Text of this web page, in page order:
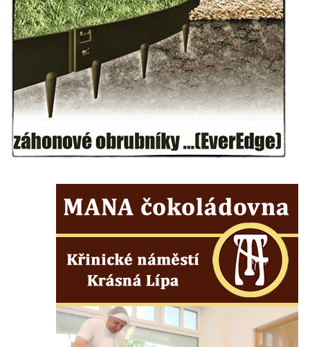
Kamenném Újezdě
Socha na náměstí J. V. Kamarýta ve
Pomník J. V. Kamarýta v Krumlovské ulici ve
Velešíně
Pamětní deska arcibiskupa Micara ve
vstupu do poutního místa Římov
Plastika Koule v Gutenbergově ulici v
Pamětní deska Vojtěcha Kocmicha na
domě čp. 37 v ulici Betlém v Římově
Socha svatého Jana Nepomuckého v
Pamětní deska Johanna Nepomuka
Fischera na domě čp. 5/16 na třídě 9.
května v Rumburku